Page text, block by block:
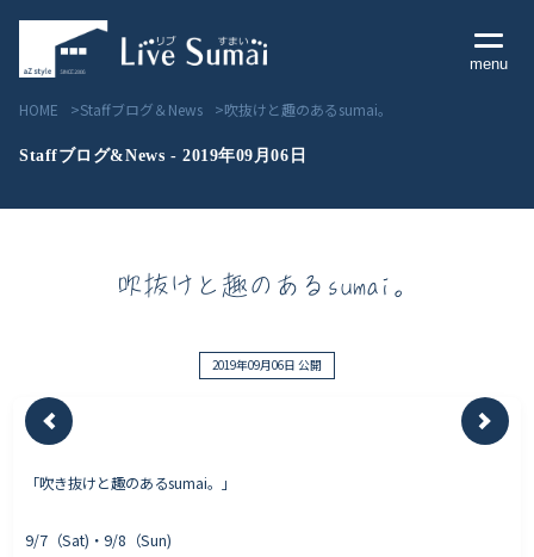
menu
Livesumai 住宅標準性能
Livesumai 保証について
見学会／モデルハウス情報
物件情報
HOME Staffブログ＆News 吹抜けと趣のあるsumai。
Staffブログ&News - 2019年09月06日
吹抜けと趣のあるsumai。
2019年09月06日 公開
「吹き抜けと趣のあるsumai。」
9/7（Sat)・9/8（Sun)